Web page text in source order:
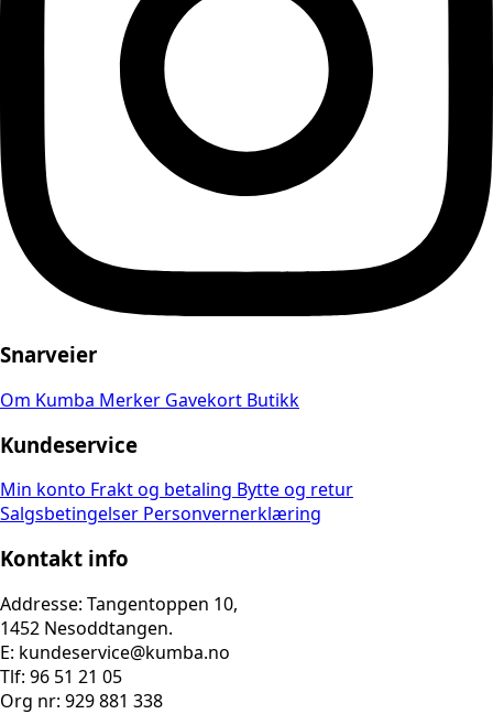
Snarveier
Om Kumba Merker Gavekort Butikk
Kundeservice
Min konto Frakt og betaling Bytte og retur
Salgsbetingelser Personvernerklæring
Kontakt info
Addresse: Tangentoppen 10,
1452 Nesoddtangen.
E: kundeservice@kumba.no
Tlf: 96 51 21 05
Org nr: 929 881 338